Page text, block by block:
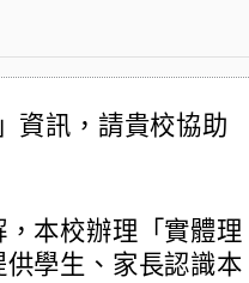
資訊，請貴校協助
本校辦理「實體理
學生、家長認識本